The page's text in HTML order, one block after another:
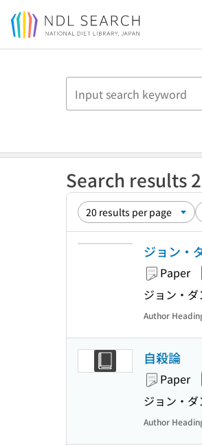
Jump to main content
Search results
ジョン・
Paper
ジョン・
Author
自殺論
Paper
ジョン・
Author